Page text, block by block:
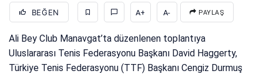
BEĞEN A+ A- PAYLAŞ
Ali Bey Club Manavgat’ta düzenlenen toplantıya
Uluslararası Tenis Federasyonu Başkanı David Haggerty,
Türkiye Tenis Federasyonu (TTF) Başkanı Cengiz Durmuş